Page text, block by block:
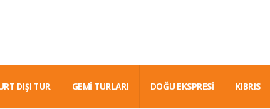
DIŞI TUR GEMİ TURLARI DOĞU EKSPRESİ KIBRIS